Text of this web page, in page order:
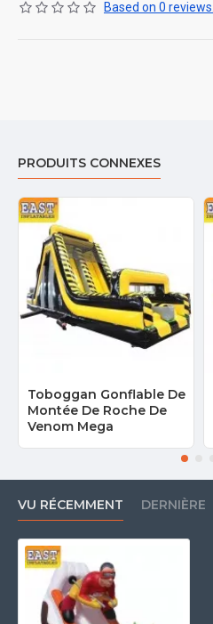
Based on 0 reviews.
PRODUITS CONNEXES
Toboggan Gonflable De
Montée De Roche De
Venom Mega
VU RÉCEMMENT DERNIÈRE